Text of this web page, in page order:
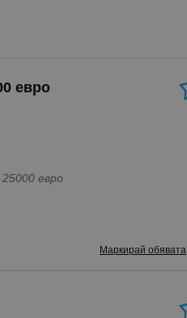
евро
087 865 7547 Цени до 25000 евро
Маркирай обявата